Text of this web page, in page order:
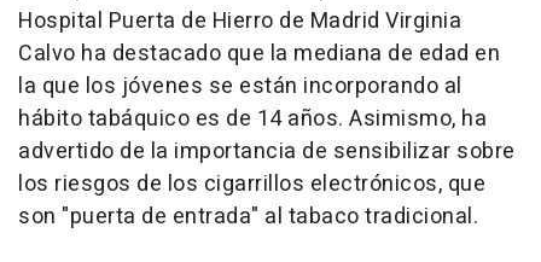
Hospital Puerta de Hierro de Madrid Virginia
Calvo ha destacado que la mediana de edad en
la que los jóvenes se están incorporando al
hábito tabáquico es de 14 años. Asimismo, ha
advertido de la importancia de sensibilizar sobre
los riesgos de los cigarrillos electrónicos, que
son "puerta de entrada" al tabaco tradicional.